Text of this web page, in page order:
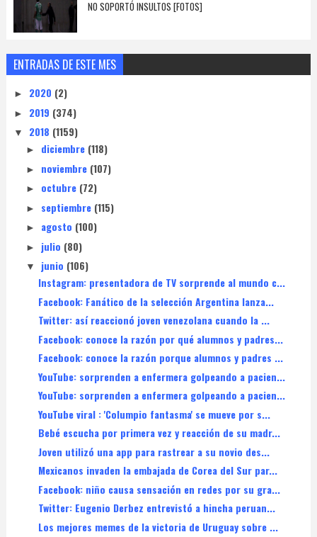
NO SOPORTÓ INSULTOS [FOTOS]
ENTRADAS DE ESTE MES
► 2020 (2)
► 2019 (374)
▼ 2018 (1159)
► diciembre (118)
► noviembre (107)
► octubre (72)
► septiembre (115)
► agosto (100)
► julio (80)
▼ junio (106)
Instagram: presentadora de TV sorprende al mundo c...
Facebook: Fanático de la selección Argentina lanza...
Twitter: así reaccionó joven venezolana cuando la ...
Facebook: conoce la razón por qué alumnos y padres...
Facebook: conoce la razón porque alumnos y padres ...
YouTube: sorprenden a enfermera golpeando a pacien...
YouTube: sorprenden a enfermera golpeando a pacien...
YouTube viral : 'Columpio fantasma' se mueve por s...
Bebé escucha por primera vez y reacción de su madr...
Joven utilizó una app para rastrear a su novio des...
Mexicanos invaden la embajada de Corea del Sur par...
Facebook: niño causa sensación en redes por su gra...
Twitter: Eugenio Derbez entrevistó a hincha peruan...
Los mejores memes de la victoria de Uruguay sobre ...